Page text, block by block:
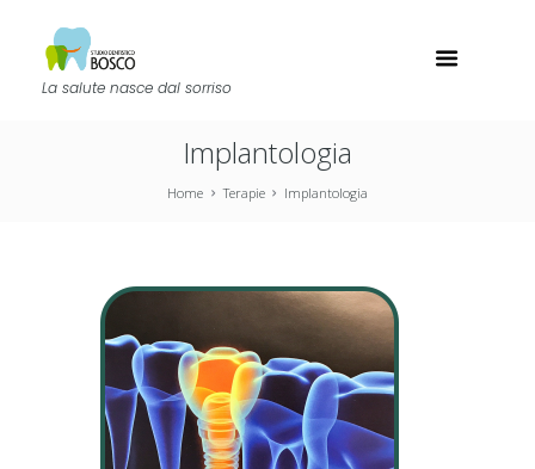
La salute nasce dal sorriso
Implantologia
Home Terapie Implantologia